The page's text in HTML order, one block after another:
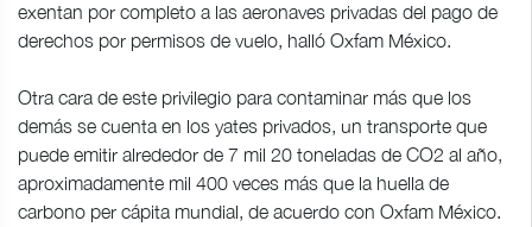
exentan por completo a las aeronaves privadas del pago de
derechos por permisos de vuelo, halló Oxfam México.
Otra cara de este privilegio para contaminar más que los
demás se cuenta en los yates privados, un transporte que
puede emitir alrededor de 7 mil 20 toneladas de CO2 al año,
aproximadamente mil 400 veces más que la huella de
carbono per cápita mundial, de acuerdo con Oxfam México.